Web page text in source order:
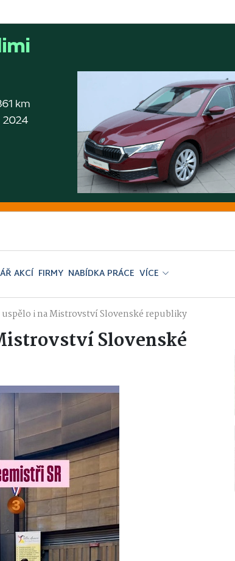
AKCÍ FIRMY NABÍDKA PRÁCE VÍCE
uspělo i na Mistrovství Slovenské republiky
Slovenské